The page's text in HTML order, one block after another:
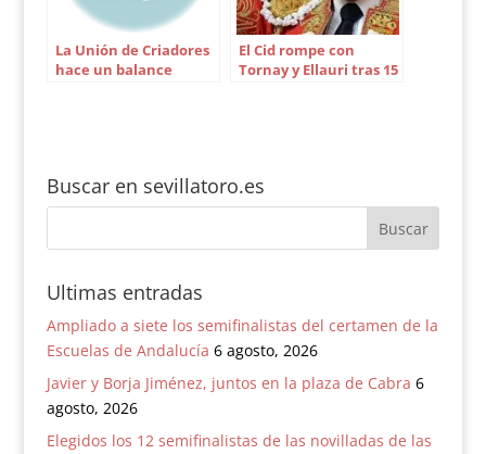
La Unión de Criadores
hace un balance
El Cid rompe con
Tornay y Ellauri tras 15
Buscar en sevillatoro.es
Ultimas entradas
Ampliado a siete los semifinalistas del certamen de la
Escuelas de Andalucía 6 agosto, 2026
Javier y Borja Jiménez, juntos en la plaza de Cabra 6
agosto, 2026
Elegidos los 12 semifinalistas de las novilladas de las